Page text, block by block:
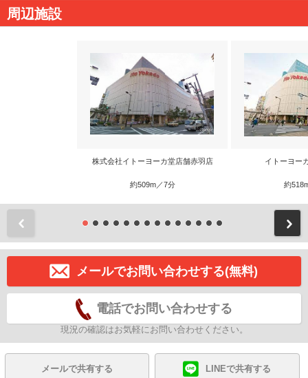
周辺施設
株式会社イトーヨーカ堂店舗赤羽店
約509m／7分
イトーヨー
約
メールでお問い合わせする(無料)
電話でお問い合わせする
現況の確認はお気軽にお問い合わせください。
メールで共有する LINEで共有する